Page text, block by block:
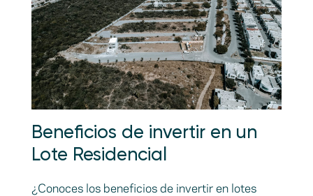
Beneficios de invertir en un
Lote Residencial
¿Conoces los beneficios de invertir en lotes